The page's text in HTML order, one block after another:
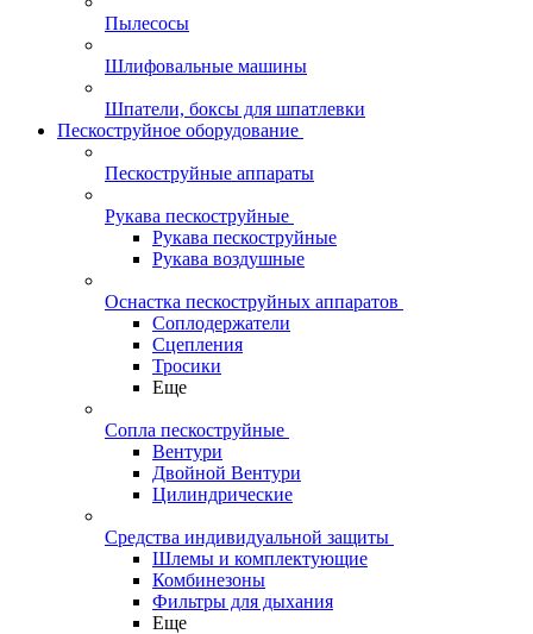
Пылесосы
Шлифовальные машины
Шпатели, боксы для шпатлевки
Пескоструйное оборудование
Пескоструйные аппараты
Рукава пескоструйные
Рукава пескоструйные
Рукава воздушные
Оснастка пескоструйных аппаратов
Соплодержатели
Сцепления
Тросики
Еще
Сопла пескоструйные
Вентури
Двойной Вентури
Цилиндрические
Средства индивидуальной защиты
Шлемы и комплектующие
Комбинезоны
Фильтры для дыхания
Еще